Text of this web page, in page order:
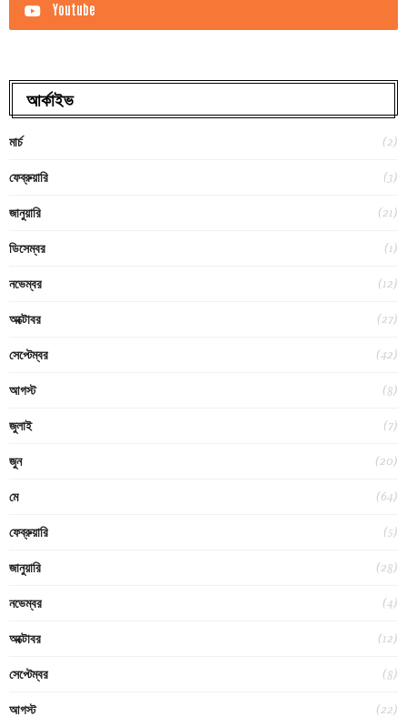
Youtube
আর্কাইভ
মার্চ (2)
ফেব্রুয়ারি (3)
জানুয়ারি (21)
ডিসেম্বর (1)
নভেম্বর (12)
অক্টোবর (27)
সেপ্টেম্বর (42)
আগস্ট (8)
জুলাই (7)
জুন (20)
মে (64)
ফেব্রুয়ারি (5)
জানুয়ারি (28)
নভেম্বর (4)
অক্টোবর (12)
সেপ্টেম্বর (8)
আগস্ট (22)